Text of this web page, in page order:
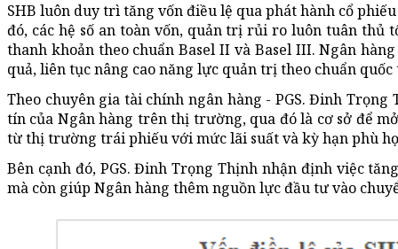
SHB luôn duy trì tăng vốn điều lệ qua phát hành cổ
đó, các hệ số an toàn vốn, quản trị rủi ro luôn tuân
thanh khoản theo chuẩn Basel II và Basel III. Ngân
quả, liên tục nâng cao năng lực quản trị theo chuẩn
Theo chuyên gia tài chính ngân hàng - PGS. Đinh
tín của Ngân hàng trên thị trường, qua đó là cơ sở để
từ thị trường trái phiếu với mức lãi suất và kỳ hạn phù
Bên cạnh đó, PGS. Đinh Trọng Thịnh nhận định việc
mà còn giúp Ngân hàng thêm nguồn lực đầu tư vào